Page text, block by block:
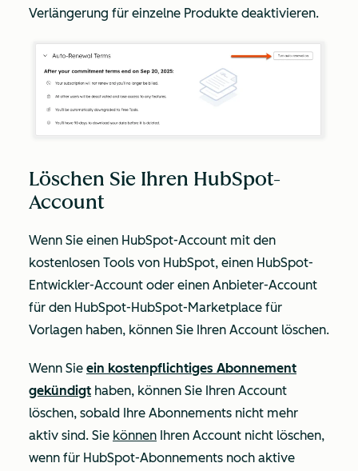
Verlängerung für einzelne Produkte deaktivieren.
Löschen Sie Ihren HubSpot-
Account
Wenn Sie einen HubSpot-Account mit den
kostenlosen Tools von HubSpot, einen HubSpot-
Entwickler-Account oder einen Anbieter-Account
für den HubSpot-HubSpot-Marketplace für
Vorlagen haben, können Sie Ihren Account löschen.
Wenn Sie ein kostenpflichtiges Abonnement
gekündigt haben, können Sie Ihren Account
löschen, sobald Ihre Abonnements nicht mehr
aktiv sind. Sie können Ihren Account nicht löschen,
wenn für HubSpot-Abonnements noch aktive